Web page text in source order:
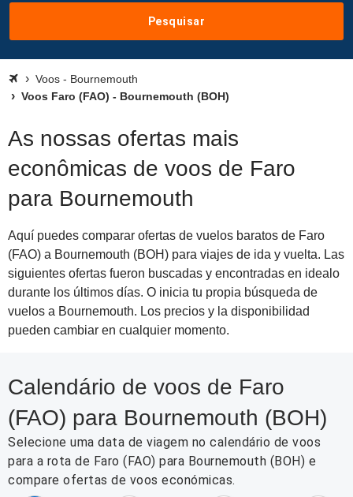
Pesquisar
Voos - Bournemouth
Voos Faro (FAO) - Bournemouth (BOH)
As nossas ofertas mais
econômicas de voos de Faro
para Bournemouth
Aquí puedes comparar ofertas de vuelos baratos de Faro
(FAO) a Bournemouth (BOH) para viajes de ida y vuelta. Las
siguientes ofertas fueron buscadas y encontradas en idealo
durante los últimos días. O inicia tu propia búsqueda de
vuelos a Bournemouth. Los precios y la disponibilidad
pueden cambiar en cualquier momento.
Calendário de voos de Faro
(FAO) para Bournemouth (BOH)
Selecione uma data de viagem no calendário de voos
para a rota de Faro (FAO) para Bournemouth (BOH) e
compare ofertas de voos económicas.